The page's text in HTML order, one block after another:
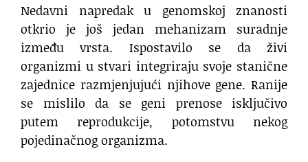
Nedavni napredak u genomskoj znanosti
otkrio je još jedan mehanizam suradnje
između vrsta. Ispostavilo se da živi
organizmi u stvari integriraju svoje stanične
zajednice razmjenjujući njihove gene. Ranije
se mislilo da se geni prenose isključivo
putem reprodukcije, potomstvu nekog
pojedinačnog organizma.